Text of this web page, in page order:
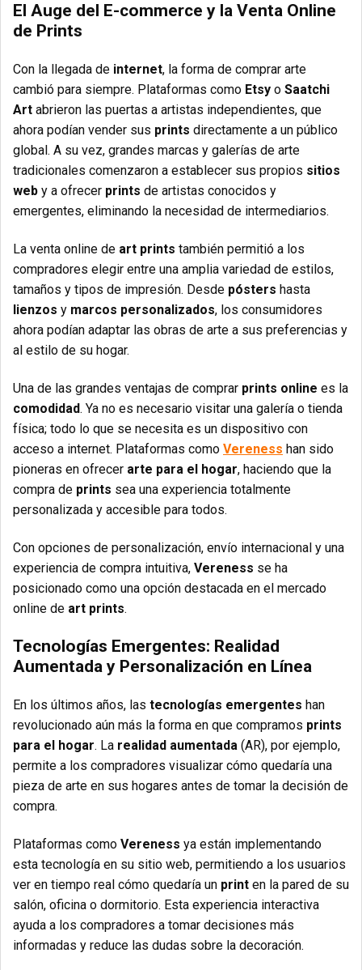
El Auge del E-commerce y la Venta Online
de Prints
Con la llegada de internet, la forma de comprar arte
cambió para siempre. Plataformas como Etsy o Saatchi
Art abrieron las puertas a artistas independientes, que
ahora podían vender sus prints directamente a un público
global. A su vez, grandes marcas y galerías de arte
tradicionales comenzaron a establecer sus propios sitios
web y a ofrecer prints de artistas conocidos y
emergentes, eliminando la necesidad de intermediarios.
La venta online de art prints también permitió a los
compradores elegir entre una amplia variedad de estilos,
tamaños y tipos de impresión. Desde pósters hasta
lienzos y marcos personalizados, los consumidores
ahora podían adaptar las obras de arte a sus preferencias y
al estilo de su hogar.
Una de las grandes ventajas de comprar prints online es la
comodidad. Ya no es necesario visitar una galería o tienda
física; todo lo que se necesita es un dispositivo con
acceso a internet. Plataformas como Vereness han sido
pioneras en ofrecer arte para el hogar, haciendo que la
compra de prints sea una experiencia totalmente
personalizada y accesible para todos.
Con opciones de personalización, envío internacional y una
experiencia de compra intuitiva, Vereness se ha
posicionado como una opción destacada en el mercado
online de art prints.
Tecnologías Emergentes: Realidad
Aumentada y Personalización en Línea
En los últimos años, las tecnologías emergentes han
revolucionado aún más la forma en que compramos prints
para el hogar. La realidad aumentada (AR), por ejemplo,
permite a los compradores visualizar cómo quedaría una
pieza de arte en sus hogares antes de tomar la decisión de
compra.
Plataformas como Vereness ya están implementando
esta tecnología en su sitio web, permitiendo a los usuarios
ver en tiempo real cómo quedaría un print en la pared de su
salón, oficina o dormitorio. Esta experiencia interactiva
ayuda a los compradores a tomar decisiones más
informadas y reduce las dudas sobre la decoración.